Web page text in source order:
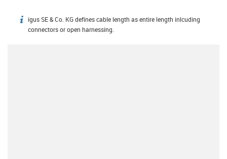
igus-icon-info
igus SE & Co. KG defines cable length as entire length inlcuding
connectors or open harnessing.